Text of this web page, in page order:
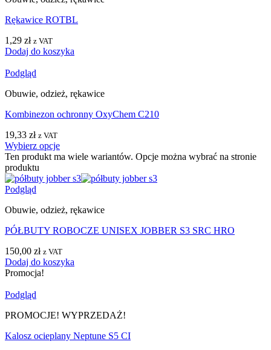
Rękawice ROTBL
1,29 zł z VAT
Dodaj do koszyka
Podgląd
Obuwie, odzież, rękawice
Kombinezon ochronny OxyChem C210
19,33 zł z VAT
Wybierz opcje
Ten produkt ma wiele wariantów. Opcje można wybrać na stronie
produktu
Podgląd
Obuwie, odzież, rękawice
PÓŁBUTY ROBOCZE UNISEX JOBBER S3 SRC HRO
150,00 zł z VAT
Dodaj do koszyka
Promocja!
Podgląd
PROMOCJE! WYPRZEDAŻ!
Kalosz ocieplany Neptune S5 CI